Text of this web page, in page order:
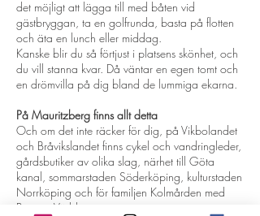
det möjligt att lägga till med båten vid
gästbryggan, ta en golfrunda, basta på flotten
och äta en lunch eller middag.
Kanske blir du så förtjust i platsens skönhet, och
du vill stanna kvar. Då väntar en egen tomt och
en drömvilla på dig bland de lummiga ekarna.
På Mauritzberg finns allt detta
Och om det inte räcker för dig, på Vikbolandet
och Bråvikslandet finns cykel och vandringleder,
gårdsbutiker av olika slag, närhet till Göta
kanal, sommarstaden Söderköping, kulturstaden
Norrköping och för familjen Kolmården med
Bamses Värld